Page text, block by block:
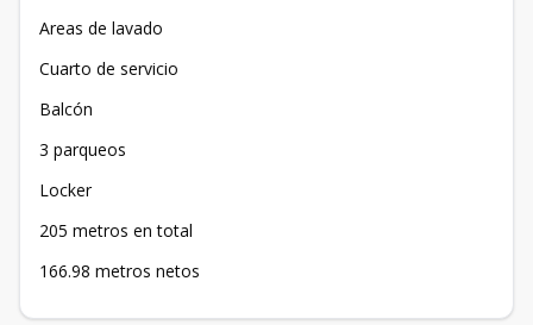
Areas de lavado
Cuarto de servicio
Balcón
3 parqueos
Locker
205 metros en total
166.98 metros netos